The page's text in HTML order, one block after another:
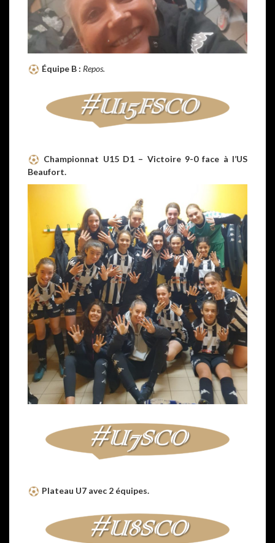
Équipe B : Repos.
Championnat U15 D1 – Victoire 9-0 face à l’US
Beaufort.
Plateau U7 avec 2 équipes.